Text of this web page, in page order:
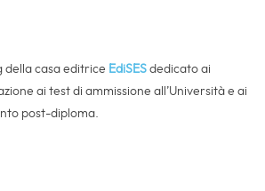
della casa editrice EdiSES dedicato ai
ai test di ammissione all’Università e ai
post-diploma.